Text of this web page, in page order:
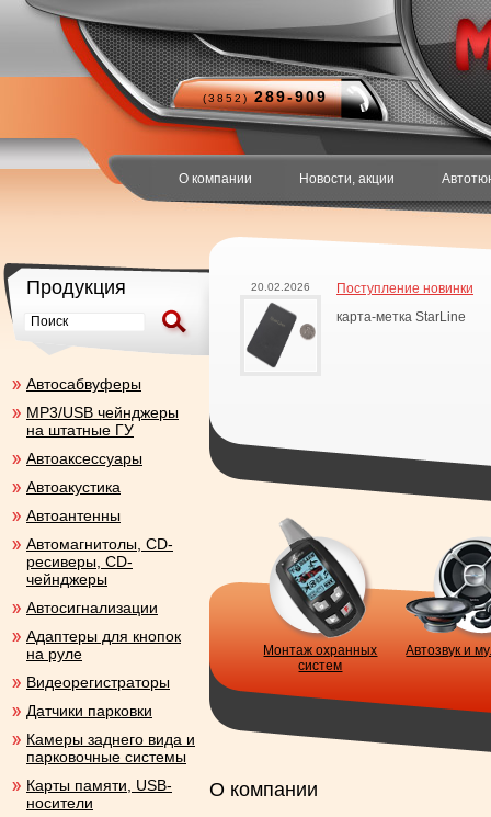
(3852)289-909
О компании Новости, акции
20.02.2026
Поступление новинки
карта-метка StarLine
Монтаж охранных
систем
Автозвук и
О компании
Продукция
Aвтосабвуферы
MP3/USB чейнджеры
на штатные ГУ
Автоаксесcуары
Автоакустика
Автоантенны
Автомагнитолы, CD-
ресиверы, CD-
чейнджеры
Автосигнализации
Адаптеры для кнопок
на руле
Видеорегистраторы
Датчики парковки
Камеры заднего вида и
парковочные системы
Карты памяти, USB-
носители